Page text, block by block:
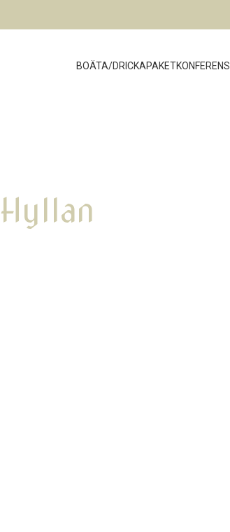
BOÄTA/DRICKAPAKETKONFERENS
Hyllan